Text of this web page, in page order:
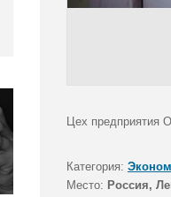
Цех предприятия
Категория:
Место: Россия,